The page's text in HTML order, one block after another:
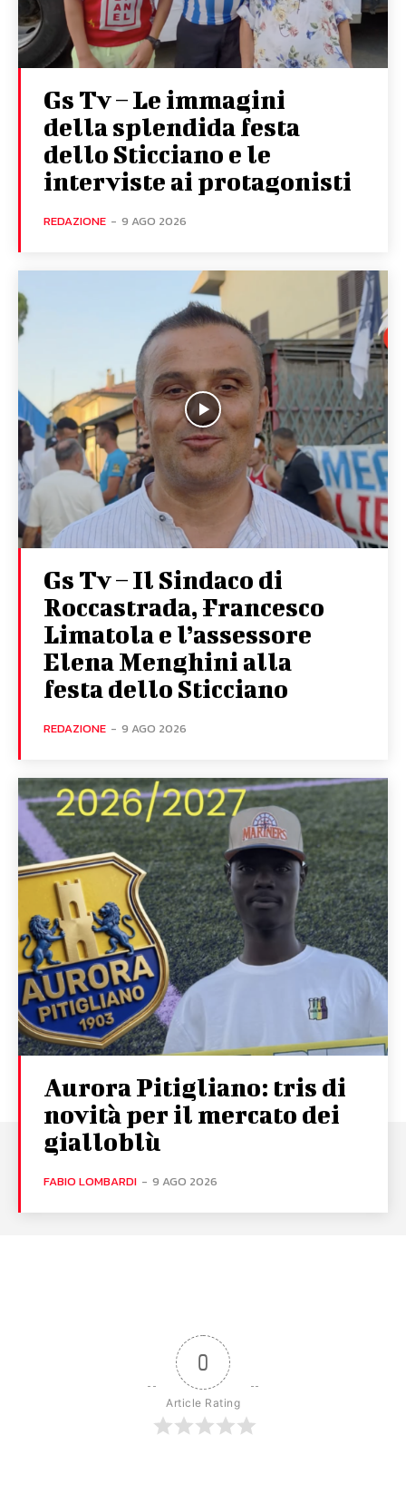
Gs Tv – Le immagini
della splendida festa
dello Sticciano e le
interviste ai protagonisti
REDAZIONE - 9 AGO 2026
Gs Tv – Il Sindaco di
Roccastrada, Francesco
Limatola e l’assessore
Elena Menghini alla
festa dello Sticciano
REDAZIONE - 9 AGO 2026
Aurora Pitigliano: tris di
novità per il mercato dei
gialloblù
FABIO LOMBARDI - 9 AGO 2026
0
Article Rating